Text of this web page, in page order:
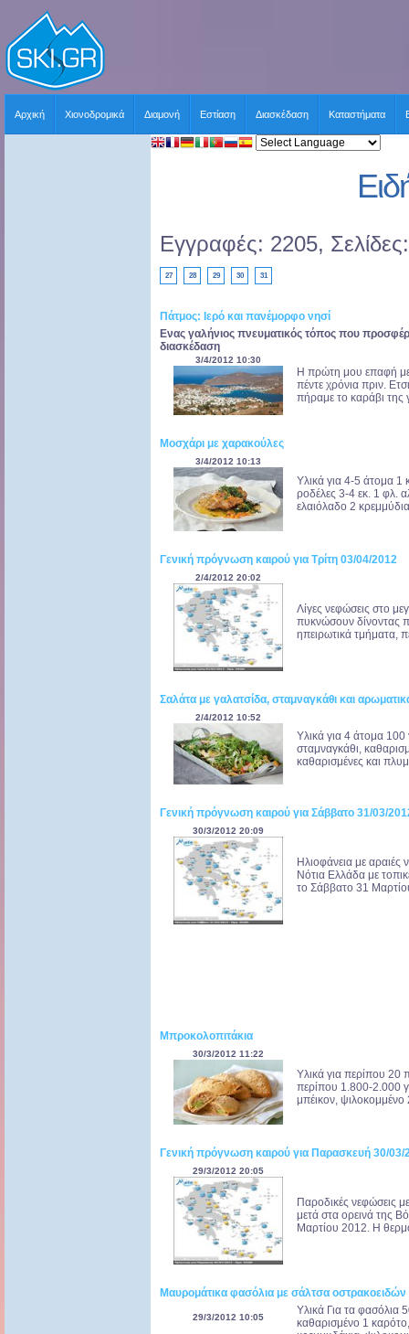
Αρχική Χιονοδρομικά Διαμονή Εστίαση Διασκέδαση Καταστήματα
Εγγραφές: 2205,
27 28 29 30 31
Πάτμος: Ιερό και πανέμορφο νησί
Ενας γαλήνιος πνευματικός τόπος που
διασκέδαση
3/4/2012 10:30
Η πρώτη μου επαφή με
πέντε χρόνια πριν.
πήραμε το καράβι της
Μοσχάρι με χαρακούλες
3/4/2012 10:13
Υλικά για 4-5 άτομα 1
ροδέλες 3-4 εκ. 1 φλ.
ελαιόλαδο 2
Γενική πρόγνωση καιρού για Τρίτη 03/04/2012
2/4/2012 20:02
Λίγες νεφώσεις στο
πυκνώσουν δίνοντας
ηπειρωτικά τμήματα,
Σαλάτα με γαλατσίδα, σταμναγκάθι και
2/4/2012 10:52
Υλικά για 4 άτομα 100
σταμναγκάθι,
καθαρισμένες και
Γενική πρόγνωση καιρού για Σάββατο 31/03/
30/3/2012 20:09
Ηλιοφάνεια με αραιές
Νότια Ελλάδα με
το Σάββατο 31
Μπροκολοπιτάκια
30/3/2012 11:22
Υλικά για περίπου 20
περίπου 1.800-2.000
μπέικον,
Γενική πρόγνωση καιρού για Παρασκευή 30/03/
29/3/2012 20:05
Παροδικές νεφώσεις
μετά στα ορεινά της
Μαρτίου 2012. Η
Μαυρομάτικα φασόλια με σάλτσα οστρακοειδών
29/3/2012 10:05
Yλικά Για τα φασόλια
καθαρισμένο 1